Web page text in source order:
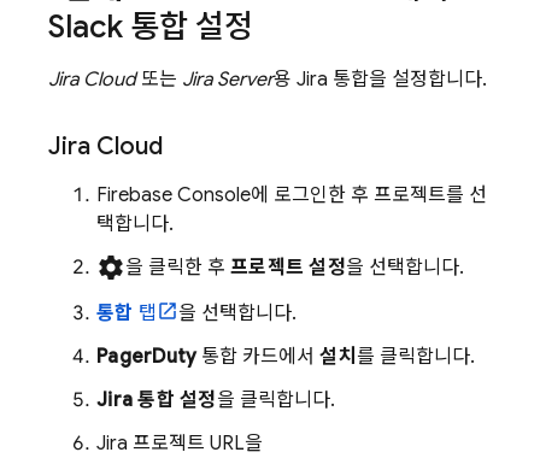
Slack 통합 설정
Jira Cloud또는 Jira Server용 Jira 통합을 설정합니다.
Jira Cloud
Firebase Console에 로그인한 후 프로젝트를 선
택합니다.
settings을 클릭한 후 프로젝트 설정을 선택합니다.
통합 탭
을 선택합니다.
PagerDuty통합 카드에서설치 를 클릭합니다.
Jira 통합 설정을 클릭합니다.
Jira 프로젝트 URL을